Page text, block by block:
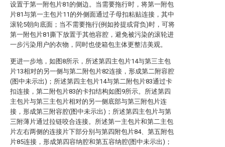
设置于第一附包片81的侧边。当需要拖行时，将第一附包
片81与第一主包片11的外侧面通过子母扣粘贴连接，其中
滚轮5朝向底面；当不需要拖行(例如拎提或背负)时，可将
第一附包片81撕下放置于其他容腔，避免被污染的滚轮进
一步污染用户的衣物，同时也使箱包主体更整洁美观。
更进一步地，如图8所示，所述第四主包片14与第三主包
片13相对的另一侧与第二附包片82连接，形成第二附容腔
(图中未示出)；所述第四主包片14与第二附包片83通过卡
扣连接，第二附包片83的卡扣结构如图9所示。所述第四
主包片与第三主包片相对的另一侧底部与第三附包片连
接，形成第三附容腔(图中未示出)；所述第四主包片与第
三附薄片通过拉链咬合连接。所述第一主包片和第二主包
片左右两侧的连接片下部分别与第四附包片84、第五附包
片85连接，形成第四容纳腔和第五容纳腔(图中未示出)；